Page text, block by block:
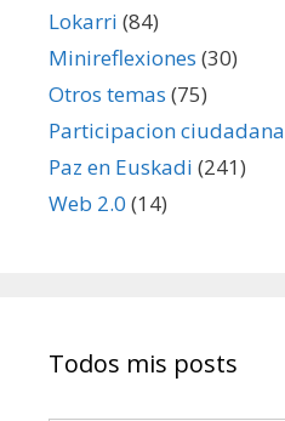
Lokarri (84)
Minireflexiones (30)
Otros temas (75)
Participacion ciudadana
Paz en Euskadi (241)
Web 2.0 (14)
Todos mis posts